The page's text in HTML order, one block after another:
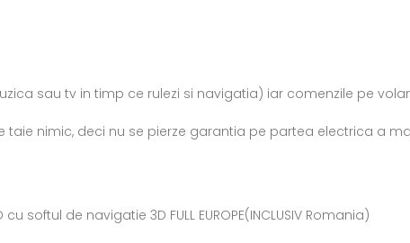
sau tv in timp ce rulezi si navigatia) iar comenzile pe
taie nimic, deci nu se pierze garantia pe partea electrica a
softul de navigatie 3D FULL EUROPE(INCLUSIV Romania)